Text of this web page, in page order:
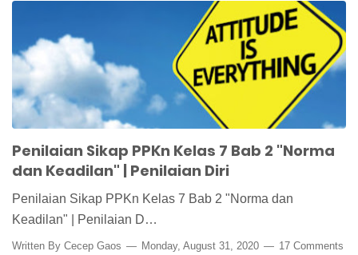
Penilaian Peserta Didik
Penilaian Sikap PPKn Kelas 7
Penilaian Sikap PPKn Kelas 7 Bab 2 "Norma
dan Keadilan" | Penilaian Diri
Penilaian Sikap PPKn Kelas 7 Bab 2 "Norma dan
Keadilan" | Penilaian D…
Written By Cecep Gaos Monday, August 31, 2020 17 Comments